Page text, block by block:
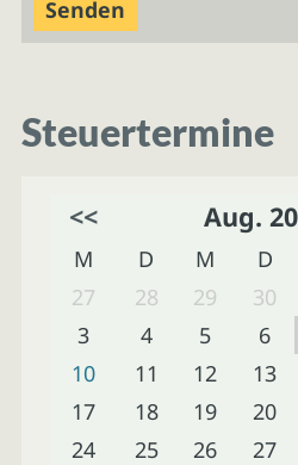
Steuertermine
<< Aug.
M D M D
27
28 29 30
3
4 5 6
10
11 12 13
17
18 19 20
24
25 26 27